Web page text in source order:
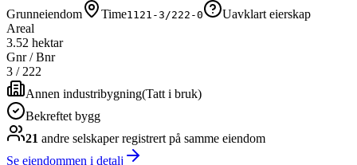
Grunneiendom
Time1121-3/222-0
Uavklart eierskap
Areal
3.52 hektar
Gnr / Bnr
3 /222
Annen industribygning(Tatt i bruk)
Bekreftet bygg
21 andre selskaperregistrert på samme eiendom
Se eiendommen i detalj